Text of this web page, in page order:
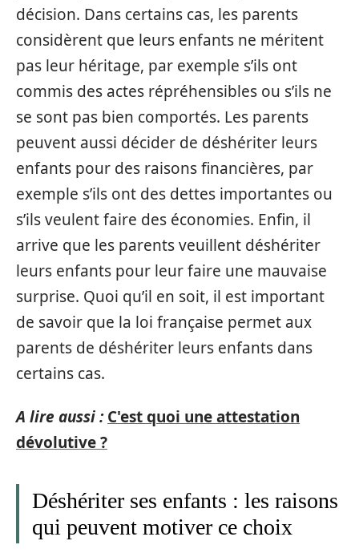
décision. Dans certains cas, les parents
considèrent que leurs enfants ne méritent
pas leur héritage, par exemple s’ils ont
commis des actes répréhensibles ou s’ils ne
se sont pas bien comportés. Les parents
peuvent aussi décider de déshériter leurs
enfants pour des raisons financières, par
exemple s’ils ont des dettes importantes ou
s’ils veulent faire des économies. Enfin, il
arrive que les parents veuillent déshériter
leurs enfants pour leur faire une mauvaise
surprise. Quoi qu’il en soit, il est important
de savoir que la loi française permet aux
parents de déshériter leurs enfants dans
certains cas.
A lire aussi : C'est quoi une attestation
dévolutive ?
Déshériter ses enfants : les raisons
qui peuvent motiver ce choix